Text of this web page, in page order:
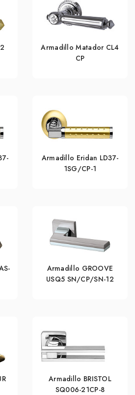
Armadillo Matador CL4
СР
Armadillo Eridan LD37-
1SG/CP-1
Armadillo GROOVE
USQ5 SN/СР/SN-12
Armadillo BRISTOL
SQ006-21CP-8